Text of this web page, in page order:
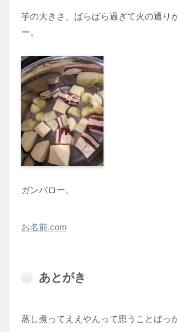
芋の大きさ、ばらばら過ぎて火の通り
ー。
ガンバロー。
お名前.com
あとがき
蒸し煮ってええやんって思うことばっ